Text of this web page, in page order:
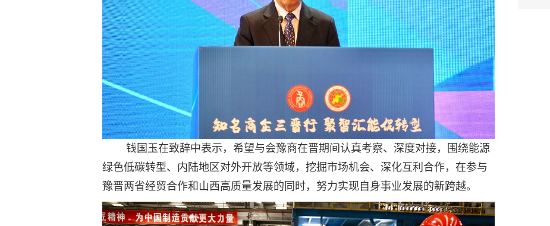
钱国玉在致辞中表示，希望与会豫商在晋期间认真考察、深度对接，围绕能源
绿色低碳转型、内陆地区对外开放等领域，挖掘市场机会、深化互利合作，在参与
豫晋两省经贸合作和山西高质量发展的同时，努力实现自身事业发展的新跨越。